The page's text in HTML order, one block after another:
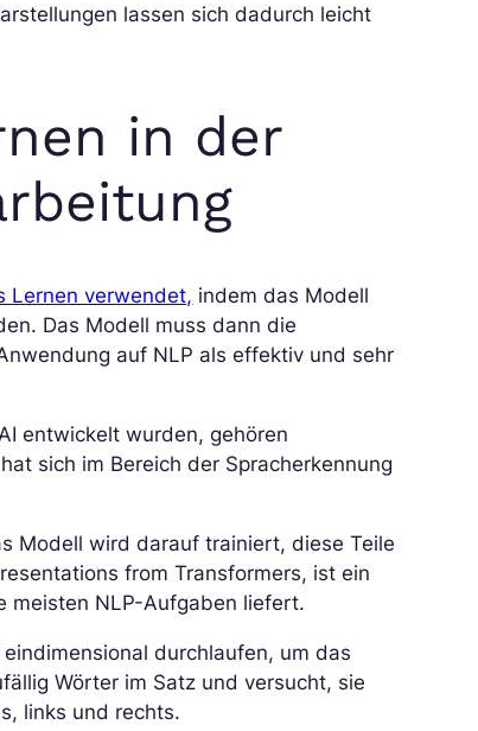
lassen sich dadurch leicht
in der
Lernen verwendet, indem das Modell
Das Modell muss dann die
auf NLP als effektiv und sehr
entwickelt wurden, gehören
sich im Bereich der Spracherkennung
Modell wird darauf trainiert, diese Teile
from Transformers, ist ein
meisten NLP-Aufgaben liefert.
durchlaufen, um das
Wörter im Satz und versucht, sie
links und rechts.